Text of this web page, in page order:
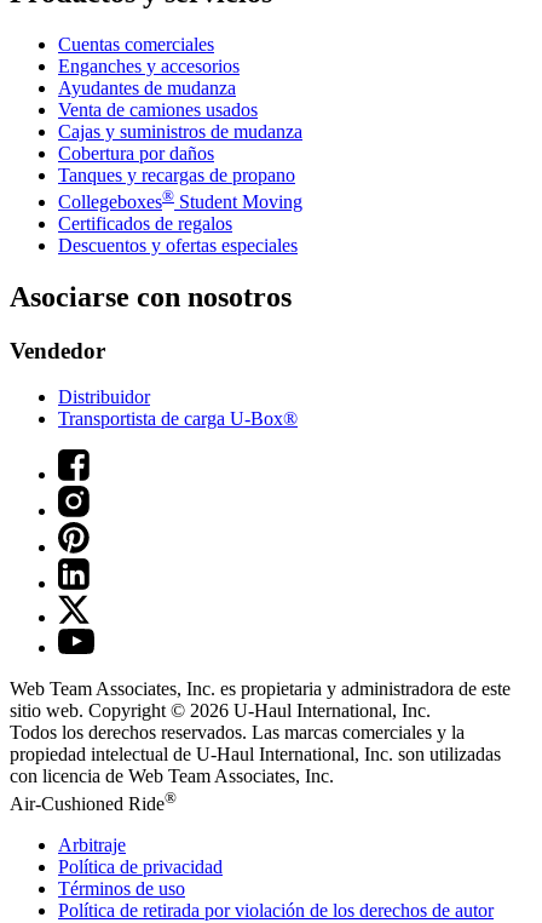
Cuentas comerciales
Enganches y accesorios
Ayudantes de mudanza
Venta de camiones usados
Cajas y suministros de mudanza
Cobertura por daños
Tanques y recargas de propano
Collegeboxes® Student Moving
Certificados de regalos
Descuentos y ofertas especiales
Asociarse con nosotros
Vendedor
Distribuidor
Transportista de carga U-Box®
Web Team Associates, Inc. es propietaria y administradora de este
sitio web. Copyright © 2026 U-Haul International, Inc.
Todos los derechos reservados. Las marcas comerciales y la
propiedad intelectual de U-Haul International, Inc. son utilizadas
con licencia de Web Team Associates, Inc.
Air-Cushioned Ride®
Arbitraje
Política de privacidad
Términos de uso
Política de retirada por violación de los derechos de autor